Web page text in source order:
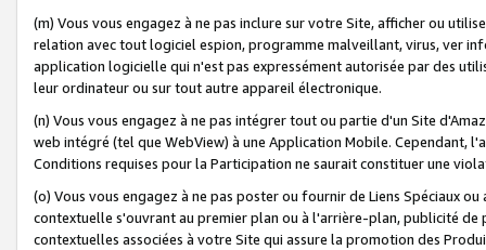
(m) Vous vous engagez à ne pas inclure sur votre Site, afficher ou
relation avec tout logiciel espion, programme malveillant, virus, ver
application logicielle qui n'est pas expressément autorisée par des
leur ordinateur ou sur tout autre appareil électronique.
(n) Vous vous engagez à ne pas intégrer tout ou partie d'un Site
web intégré (tel que WebView) à une Application Mobile. Cependant,
Conditions requises pour la Participation ne saurait constituer une
(o) Vous vous engagez à ne pas poster ou fournir de Liens Spéciaux
contextuelle s'ouvrant au premier plan ou à l'arrière-plan, publicité
contextuelles associées à votre Site qui assure la promotion des